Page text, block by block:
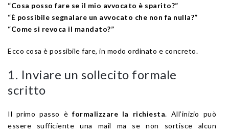
“Cosa posso fare se il mio avvocato è sparito?”
“È possibile segnalare un avvocato che non fa nulla?”
“Come si revoca il mandato?”
Ecco cosa è possibile fare, in modo ordinato e concreto.
1. Inviare un sollecito formale
scritto
Il primo passo è formalizzare la richiesta. All’inizio può
essere sufficiente una mail ma se non sortisce alcun